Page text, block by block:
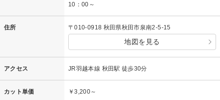
10：00～
住所 〒010-0918 秋田県秋田市泉南2-5-15
地図を見る
アクセス JR羽越本線 秋田駅 徒歩30分
カット単価 ￥3,200～